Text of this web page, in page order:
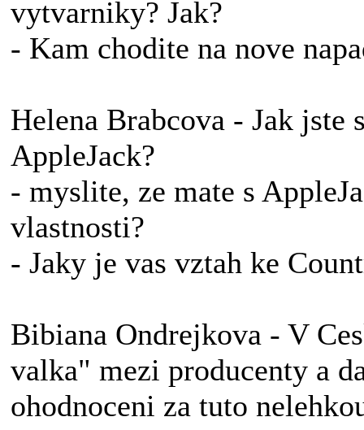
vytvarniky? Jak?
- Kam chodite na nove
Helena Brabcova - Jak jste
AppleJack?
- myslite, ze mate s
vlastnosti?
- Jaky je vas vztah ke
Bibiana Ondrejkova - V
valka" mezi producenty a
ohodnoceni za tuto